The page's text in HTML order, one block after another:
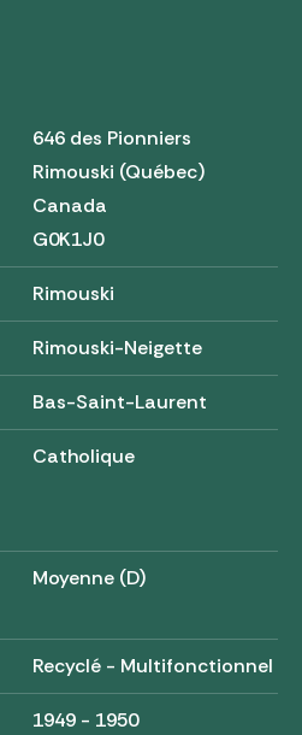
646 des Pionniers
Rimouski (Québec)
Canada
G0K1J0
Rimouski
Rimouski-Neigette
Bas-Saint-Laurent
Catholique
Moyenne (D)
Recyclé - Multifonctionnel
1949 - 1950